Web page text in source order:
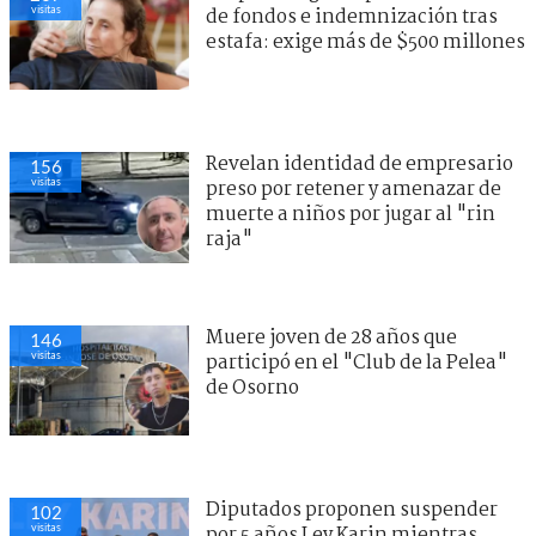
visitas
de fondos e indemnización tras
estafa: exige más de $500 millones
156
visitas
Revelan identidad de empresario
preso por retener y amenazar de
muerte a niños por jugar al "rin
raja"
146
visitas
Muere joven de 28 años que
participó en el "Club de la Pelea"
de Osorno
102
visitas
Diputados proponen suspender